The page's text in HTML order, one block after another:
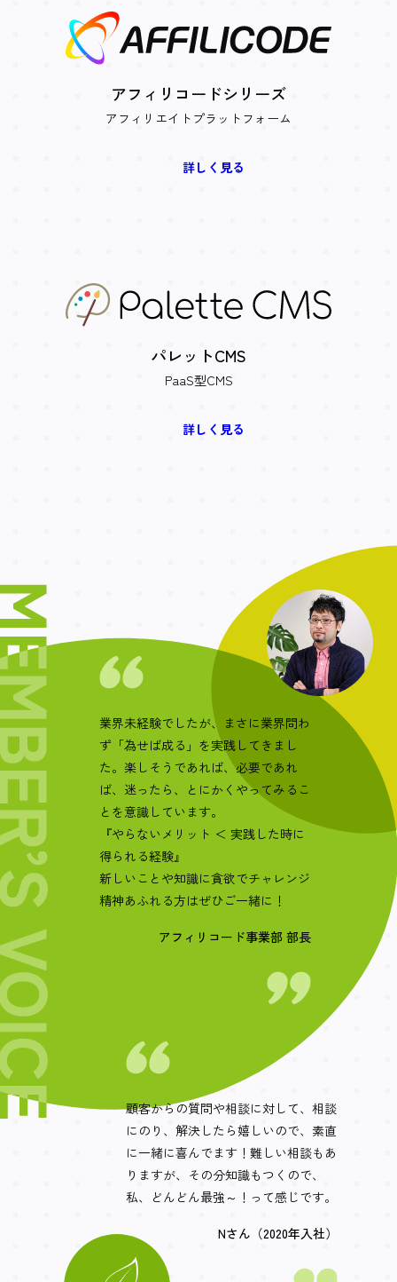
アフィリコードシリーズ
アフィリエイトプラットフォーム
詳しく見る
パレットCMS
PaaS型CMS
詳しく見る
業界未経験でしたが、まさに業界問わ
ず「為せば成る」を実践してきまし
た。楽しそうであれば、必要であれ
ば、迷ったら、とにかくやってみるこ
とを意識しています。
『やらないメリット ＜ 実践した時に
得られる経験』
新しいことや知識に貪欲でチャレンジ
精神あふれる方はぜひご一緒に！
アフィリコード事業部 部長
顧客からの質問や相談に対して、相談
にのり、解決したら嬉しいので、素直
に一緒に喜んでます！難しい相談もあ
りますが、その分知識もつくので、
私、どんどん最強～！って感じです。
Nさん（2020年入社）